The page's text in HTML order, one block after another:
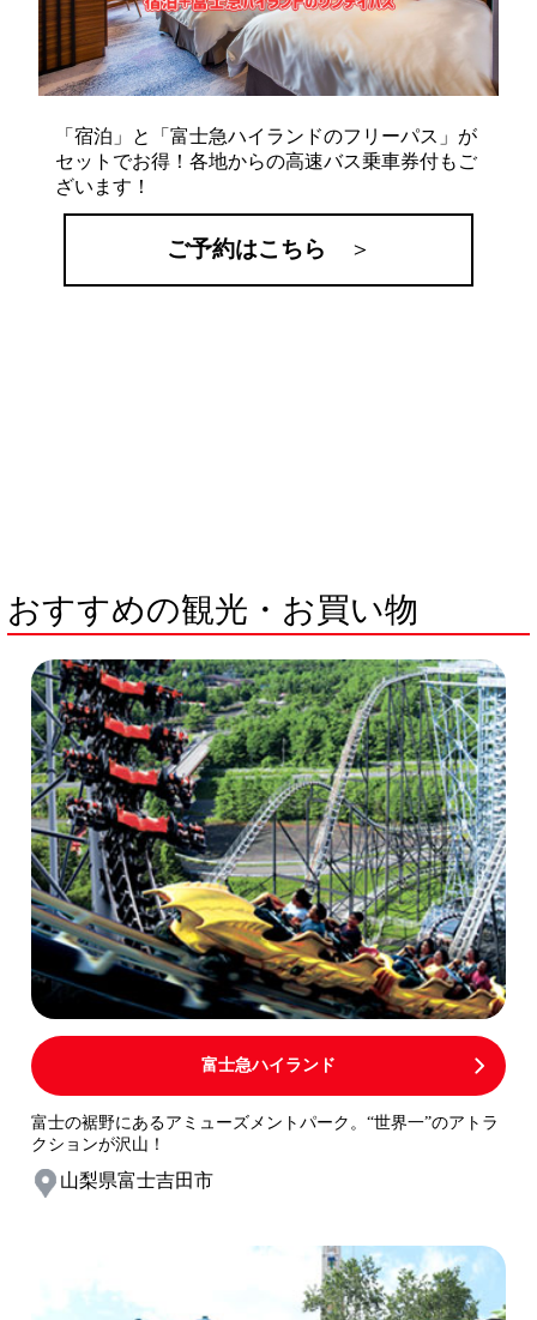
「宿泊」と「富士急ハイランドのフリーパス」が
セットでお得！各地からの高速バス乗車券付もご
ざいます！
ご予約はこちら ＞
おすすめの観光・お買い物
富士急ハイランド
富士の裾野にあるアミューズメントパーク。“世界一”のアトラ
クションが沢山！
山梨県富士吉田市